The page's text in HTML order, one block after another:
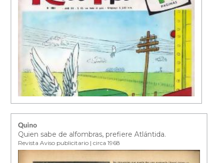
Quino
Quien sabe de alfombras, prefiere Atlántida.
Revista Aviso publicitario | circa 1968